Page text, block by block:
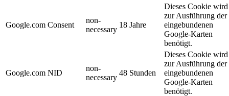
Google.com Consent
non-
necessary
18 Jahre
Dieses Cookie wird
zur Ausführung der
eingebundenen
Google-Karten
benötigt.
Google.com NID
non-
necessary
48 Stunden
Dieses Cookie wird
zur Ausführung der
eingebundenen
Google-Karten
benötigt.